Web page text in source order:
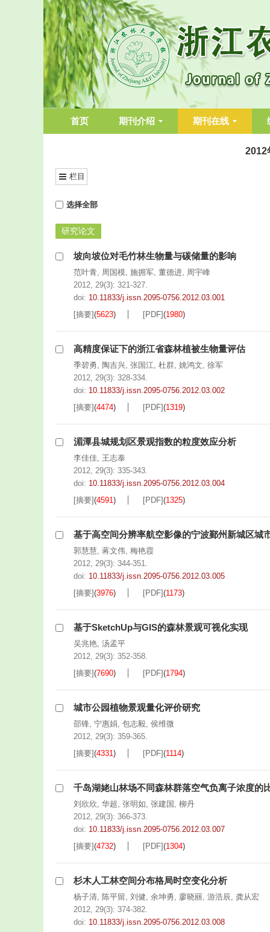
首页 期刊介绍 期刊在线
栏目
选择全部
研究论文
坡向坡位对毛竹林生物量与碳储量的影响
范叶青, 周国模, 施拥军, 董德进, 周宇峰
2012, 29(3): 321-327.
doi: 10.11833/j.issn.2095-0756.2012.03.001
[摘要](5623) [PDF](1980)
高精度保证下的浙江省森林植被生物量评估
季碧勇, 陶吉兴, 张国江, 杜群, 姚鸿文, 徐军
2012, 29(3): 328-334.
doi: 10.11833/j.issn.2095-0756.2012.03.002
[摘要](4474) [PDF](1319)
湄潭县城规划区景观指数的粒度效应分析
李佳佳, 王志泰
2012, 29(3): 335-343.
doi: 10.11833/j.issn.2095-0756.2012.03.004
[摘要](4591) [PDF](1325)
基于高空间分辨率航空影像的宁波鄞州新城区城
郭慧慧, 蒋文伟, 梅艳霞
2012, 29(3): 344-351.
doi: 10.11833/j.issn.2095-0756.2012.03.005
[摘要](3976) [PDF](1173)
基于SketchUp与GIS的森林景观可视化实现
吴兆艳, 汤孟平
2012, 29(3): 352-358.
[摘要](7690) [PDF](1794)
城市公园植物景观量化评价研究
邵锋, 宁惠娟, 包志毅, 侯维微
2012, 29(3): 359-365.
[摘要](4331) [PDF](1114)
千岛湖姥山林场不同森林群落空气负离子浓度的
刘欣欣, 华超, 张明如, 张建国 , 柳丹
2012, 29(3): 366-373.
doi: 10.11833/j.issn.2095-0756.2012.03.007
[摘要](4732) [PDF](1304)
杉木人工林空间分布格局时空变化分析
杨子清, 陈平留, 刘健, 余坤勇, 廖晓丽, 游浩辰, 龚从宏
2012, 29(3): 374-382.
doi: 10.11833/j.issn.2095-0756.2012.03.008